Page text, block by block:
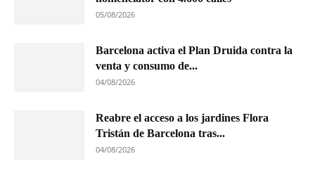
05/08/2026
Barcelona activa el Plan Druida contra la
venta y consumo de...
04/08/2026
Reabre el acceso a los jardines Flora
Tristán de Barcelona tras...
04/08/2026